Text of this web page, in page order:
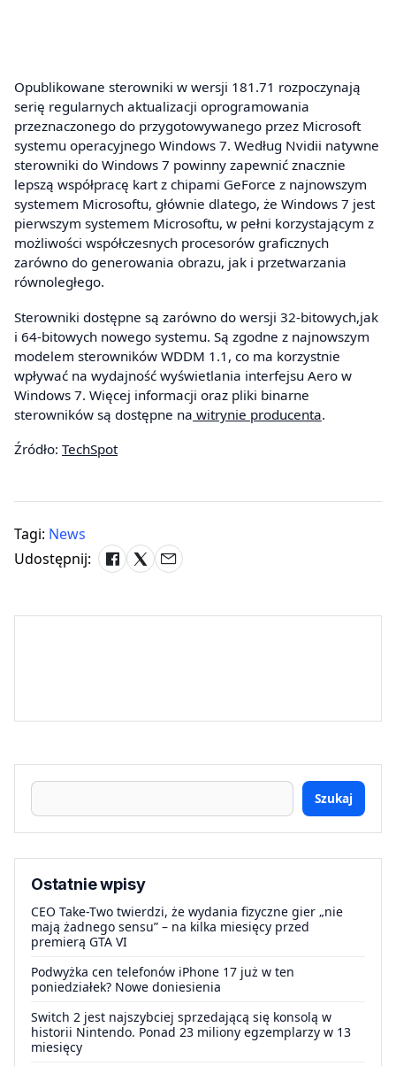
Opublikowane sterowniki w wersji 181.71 rozpoczynają
serię regularnych aktualizacji oprogramowania
przeznaczonego do przygotowywanego przez Microsoft
systemu operacyjnego Windows 7. Według Nvidii natywne
sterowniki do Windows 7 powinny zapewnić znacznie
lepszą współpracę kart z chipami GeForce z najnowszym
systemem Microsoftu, głównie dlatego, że Windows 7 jest
pierwszym systemem Microsoftu, w pełni korzystającym z
możliwości współczesnych procesorów graficznych
zarówno do generowania obrazu, jak i przetwarzania
równoległego.
Sterowniki dostępne są zarówno do wersji 32-bitowych,jak
i 64-bitowych nowego systemu. Są zgodne z najnowszym
modelem sterowników WDDM 1.1, co ma korzystnie
wpływać na wydajność wyświetlania interfejsu Aero w
Windows 7. Więcej informacji oraz pliki binarne
sterowników są dostępne na witrynie producenta.
Źródło: TechSpot
Tagi: News
Udostępnij:
Szukaj
Ostatnie wpisy
CEO Take-Two twierdzi, że wydania fizyczne gier „nie
mają żadnego sensu” – na kilka miesięcy przed
premierą GTA VI
Podwyżka cen telefonów iPhone 17 już w ten
poniedziałek? Nowe doniesienia
Switch 2 jest najszybciej sprzedającą się konsolą w
historii Nintendo. Ponad 23 miliony egzemplarzy w 13
miesięcy